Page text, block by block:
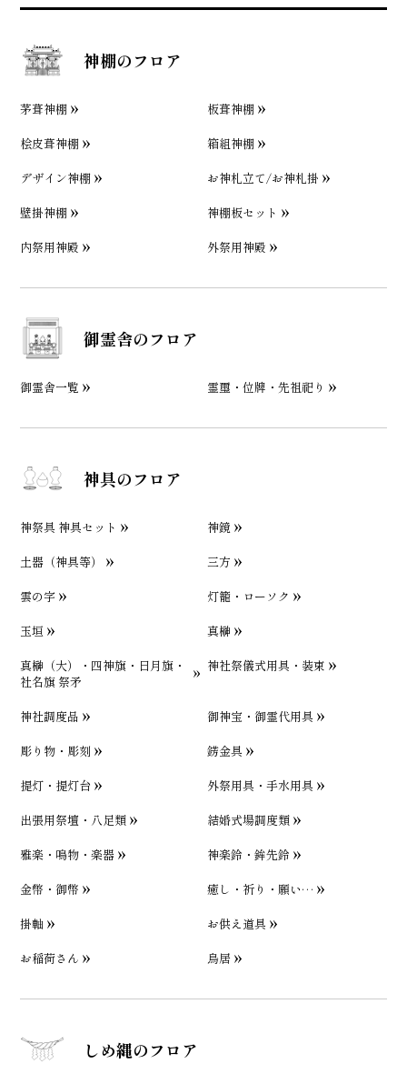
神棚のフロア
茅葺神棚
板葺神棚
桧皮葺神棚
箱組神棚
デザイン神棚
お神札立て/お神札掛
壁掛神棚
神棚板セット
内祭用神殿
外祭用神殿
御霊舎のフロア
御霊舎一覧 霊璽・位牌・先祖祀り
神具のフロア
神祭具 神具セット
神鏡
土器（神具等）
三方
雲の字
灯籠・ローソク
玉垣
真榊
真榊（大）・四神旗・日月旗・
社名旗 祭矛
神社祭儀式用具・装束
神社調度品
御神宝・御霊代用具
彫り物・彫刻
錺金具
提灯・提灯台
外祭用具・手水用具
出張用祭壇・八足類
結婚式場調度類
雅楽・鳴物・楽器
神楽鈴・鉾先鈴
金幣・御幣
癒し・祈り・願い…
掛軸
お供え道具
お稲荷さん
鳥居
しめ縄のフロア